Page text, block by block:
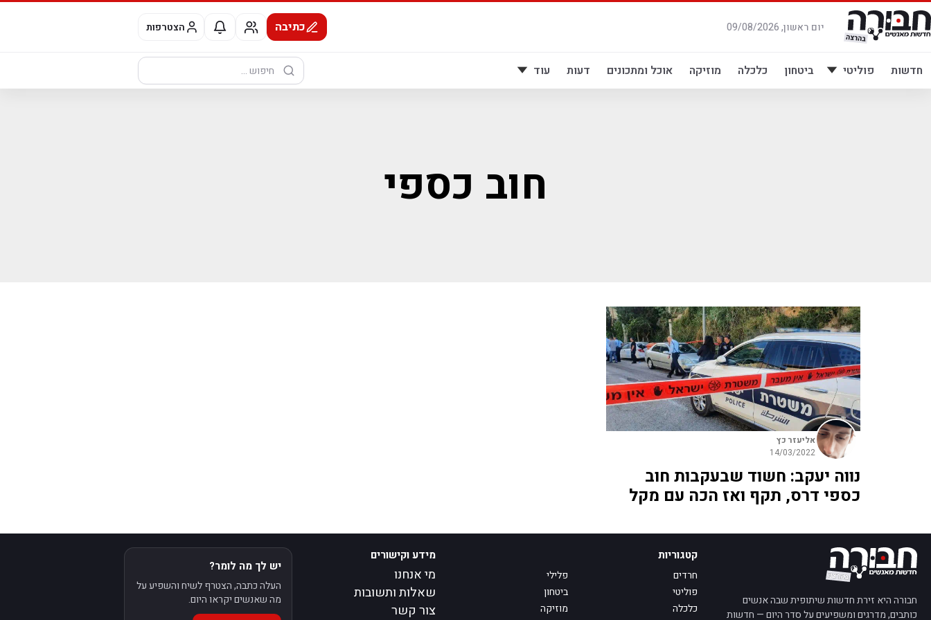
דלג
לתוכן
יום ראשון, 09/08/2026 כתיבה הצטרפות
חדשות פוליטי ביטחון כלכלה מוזיקה אוכל ומתכונים דעות עוד
חיפוש:
חוב כספי
אליעזר כץ
14/03/2022
נווה יעקב: חשוד שבעקבות חוב
כספי דרס, תקף ואז הכה עם מקל
חבורה היא זירת חדשות שיתופית שבה אנשים
כותבים, מדרגים ומשפיעים על סדר היום — חדשות
קטגוריות
חרדים
פלילי
פוליטי
ביטחון
כלכלה
מוזיקה
מידע וקישורים
מי אנחנו
שאלות ותשובות
צור קשר
יש לך מה לומר?
העלה כתבה, הצטרף לשיח והשפיע על
מה שאנשים יקראו היום.